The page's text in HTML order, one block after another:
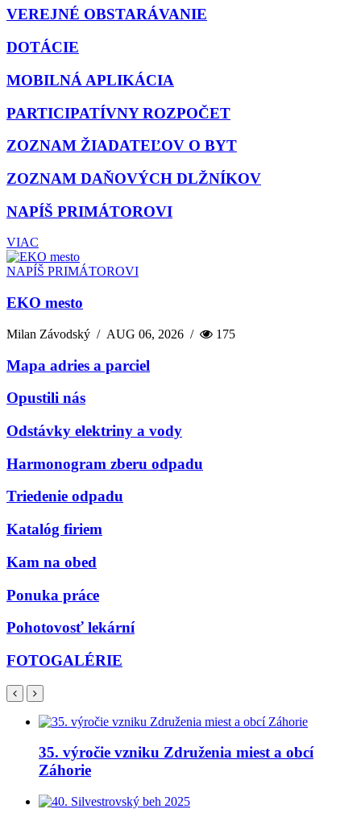
VEREJNÉ OBSTARÁVANIE
DOTÁCIE
MOBILNÁ APLIKÁCIA
PARTICIPATÍVNY ROZPOČET
ZOZNAM ŽIADATEĽOV O BYT
ZOZNAM DAŇOVÝCH DLŽNÍKOV
NAPÍŠ PRIMÁTOROVI
VIAC
NAPÍŠ PRIMÁTOROVI
EKO mesto
Milan Závodský /AUG 06, 2026 / 175
Mapa adries a parciel
Opustili nás
Odstávky elektriny a vody
Harmonogram zberu odpadu
Triedenie odpadu
Katalóg firiem
Kam na obed
Ponuka práce
Pohotovosť lekární
FOTOGALÉRIE
35. výročie vzniku Združenia miest a obcí
Záhorie